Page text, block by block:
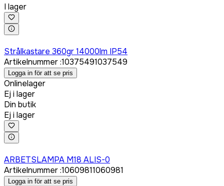
I lager
Strålkastare 360gr 14000lm IP54
Artikelnummer:10375491037549
Logga in för att se pris
Onlinelager
Ej i lager
Din butik
Ej i lager
ARBETSLAMPA M18 ALIS-0
Artikelnummer:10609811060981
Logga in för att se pris